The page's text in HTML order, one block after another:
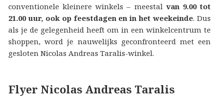
conventionele kleinere winkels – meestal van 9.00 tot
21.00 uur, ook op feestdagen en in het weekeinde. Dus
als je de gelegenheid heeft om in een winkelcentrum te
shoppen, word je nauwelijks geconfronteerd met een
gesloten Nicolas Andreas Taralis-winkel.
Flyer Nicolas Andreas Taralis